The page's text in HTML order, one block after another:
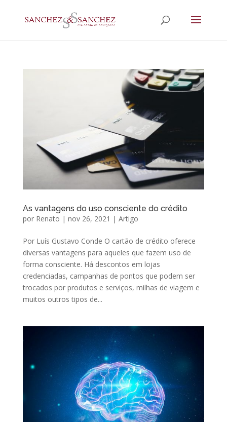
As vantagens do uso consciente do crédito
por Renato | nov 26, 2021 | Artigo
Por Luís Gustavo Conde O cartão de crédito oferece
diversas vantagens para aqueles que fazem uso de
forma consciente. Há descontos em lojas
credenciadas, campanhas de pontos que podem ser
trocados por produtos e serviços, milhas de viagem e
muitos outros tipos de...